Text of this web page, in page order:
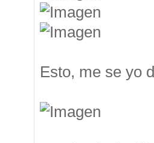
Esto, me se yo